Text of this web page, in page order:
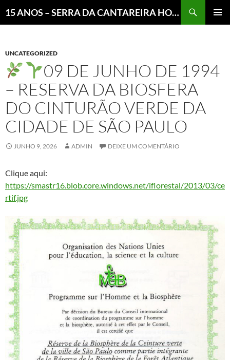
15 ANOS – SERRA DA CANTAREIRA HOJE E COTIDIANO DO BRASIL E DO MUNDO
UNCATEGORIZED
09 DE JUNHO DE 1994
– RESERVA DA BIOSFERA
DO CINTURÃO VERDE DA
CIDADE DE SÃO PAULO
JUNHO 9, 2026 ADMIN DEIXE UM COMENTÁRIO
Clique aqui:
https://smastr16.blob.core.windows.net/iflorestal/2013/03/ce
rtif.jpg